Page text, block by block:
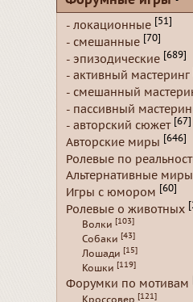
- локационные [51]
- смешанные [70]
- эпизодические [689]
- активный мастеринг
- смешанный
- пассивный
- авторский сюжет [67]
Авторские миры [646]
Ролевые по
Альтернативные миры
Игры с юмором [60]
Ролевые о животных
Волки [103]
Собаки [43]
Лошади [15]
Кошки [119]
Форумки по мотивам
Кроссовер [121]